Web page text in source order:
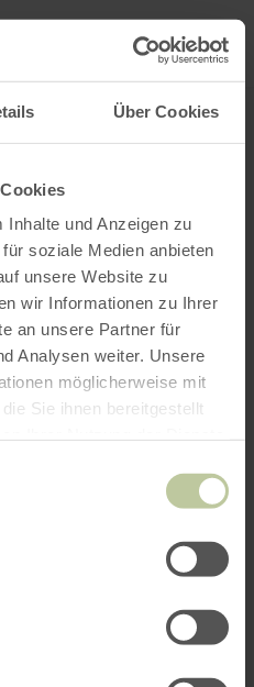
Über Cookies
und Anzeigen zu
soziale Medien anbieten
unsere Website zu
wir Informationen zu Ihrer
an unsere Partner für
Analysen weiter. Unsere
möglicherweise mit
Sie ihnen bereitgestellt
INTERACTIEVE KAART
Mijn
Filter openen